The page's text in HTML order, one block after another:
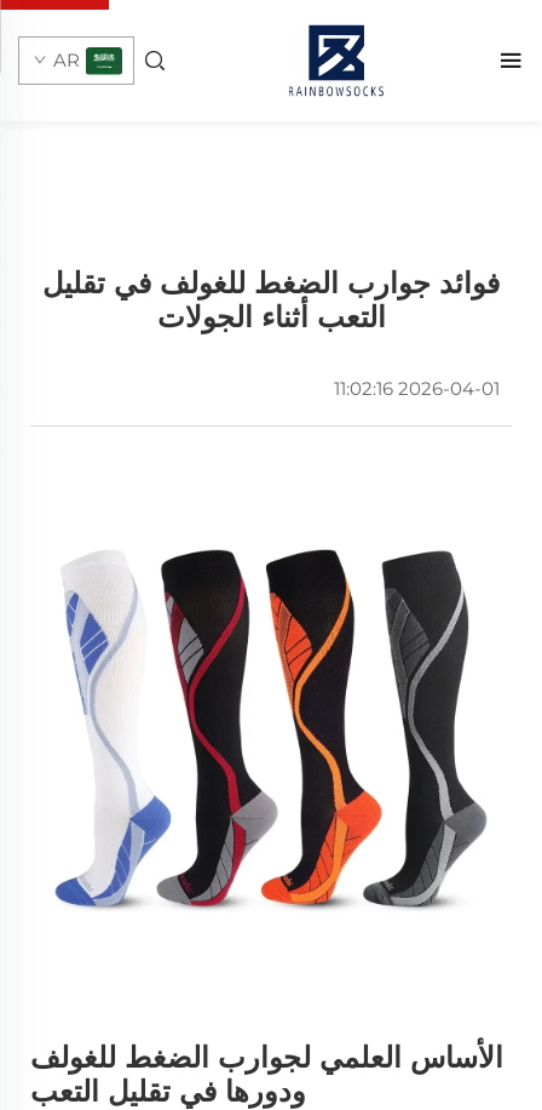
AR
فوائد جوارب الضغط للغولف في تقليل
التعب أثناء الجولات
2026-04-01 11:02:16
الأساس العلمي لجوارب الضغط للغولف
ودورها في تقليل التعب